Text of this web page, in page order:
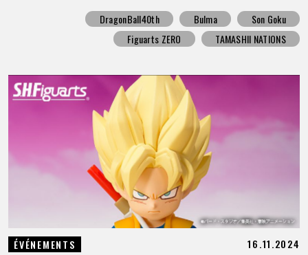
DragonBall40th Bulma
Son Goku
Figuarts ZERO
TAMASHII NATIONS
ÉVÉNEMENTS 16.11.2024